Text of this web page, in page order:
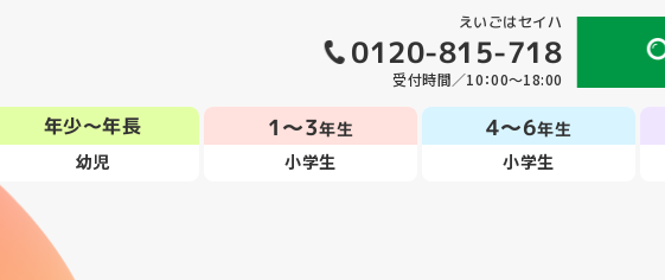
えいごはセイハ
0120-815-718
受付時間／10：00～18:00
年少～年長
幼児
1～3年生
小学生
4～6年生
小学生